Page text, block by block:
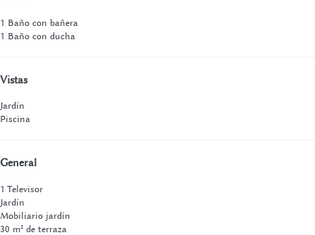
1 Baño con bañera
1 Baño con ducha
Vistas
Jardín
Piscina
General
1 Televisor
Jardín
Mobiliario jardín
30 m² de terraza